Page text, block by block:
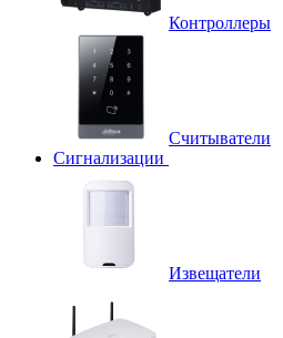
Контроллеры
Считыватели
Сигнализации
Извещатели